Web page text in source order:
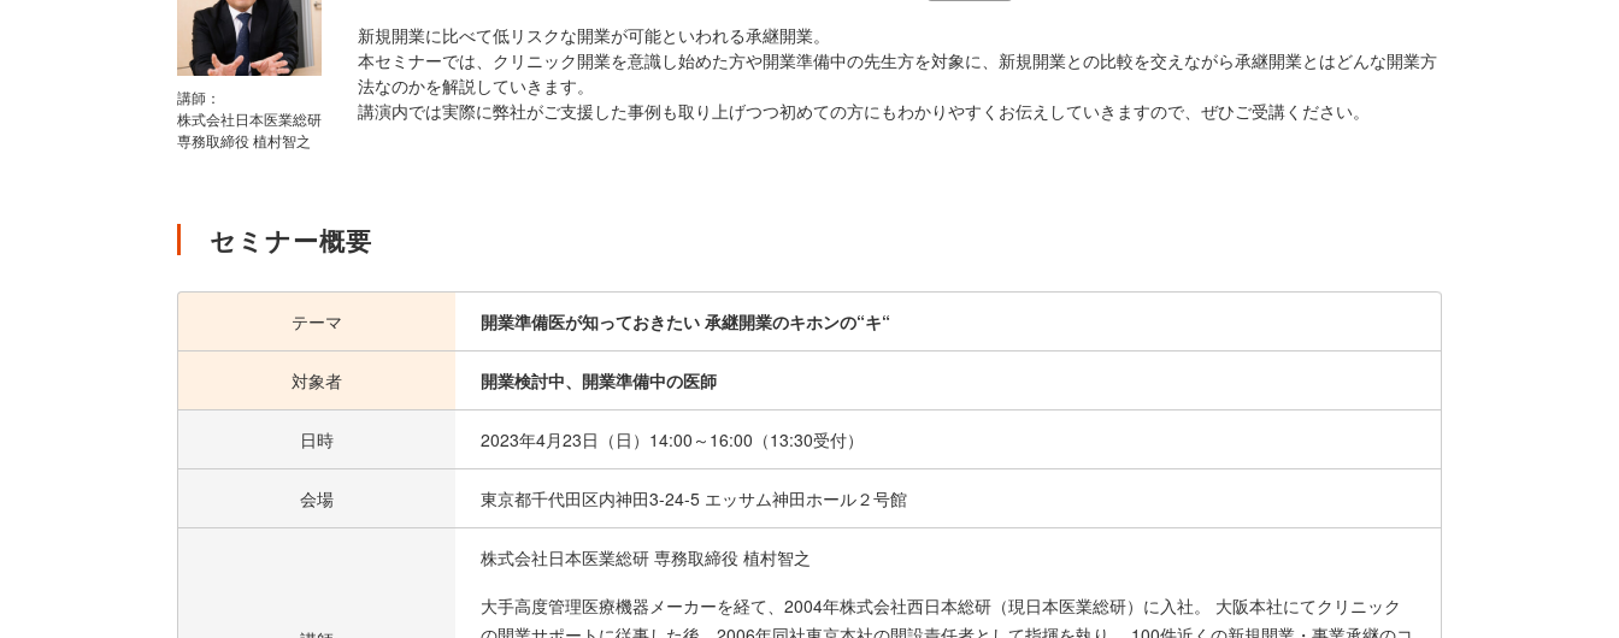
講師：
株式会社日本医業総研
専務取締役 植村智之
新規開業に比べて低リスクな開業が可能といわれる承継開業。
本セミナーでは、クリニック開業を意識し始めた方や開業準備中の先生方を対象に、新規開業との比較を交えながら承継開業とはどんな開業方
法なのかを解説していきます。
講演内では実際に弊社がご支援した事例も取り上げつつ初めての方にもわかりやすくお伝えしていきますので、ぜひご受講ください。
セミナー概要
テーマ 開業準備医が知っておきたい 承継開業のキホンの“キ“
対象者 開業検討中、開業準備中の医師
日時 2023年4月23日（日） 14:00～16:00（13:30受付）
会場 東京都千代田区内神田3-24-5 エッサム神田ホール２号館
株式会社日本医業総研 専務取締役 植村智之
大手高度管理医療機器メーカーを経て、2004年株式会社西日本総研（現日本医業総研）に入社。 大阪本社にてクリニック